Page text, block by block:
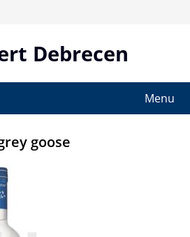
Debrecen
Menu
goose